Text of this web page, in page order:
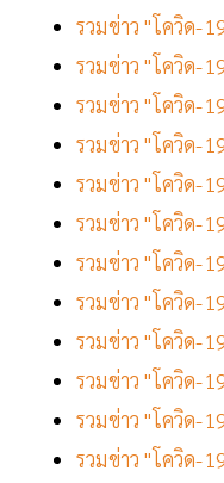
รวมข่าว "โควิด-
รวมข่าว "โควิด-
รวมข่าว "โควิด-
รวมข่าว "โควิด-
รวมข่าว "โควิด-
รวมข่าว "โควิด-
รวมข่าว "โควิด-
รวมข่าว "โควิด-
รวมข่าว "โควิด-
รวมข่าว "โควิด-
รวมข่าว "โควิด-
รวมข่าว "โควิด-